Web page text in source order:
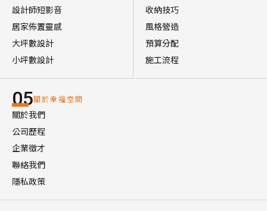
設計師短影音
居家佈置靈感
大坪數設計
小坪數設計
收納技巧
風格營造
預算分配
施工流程
05關於幸福空間
關於我們
公司歷程
企業徵才
聯絡我們
隱私政策